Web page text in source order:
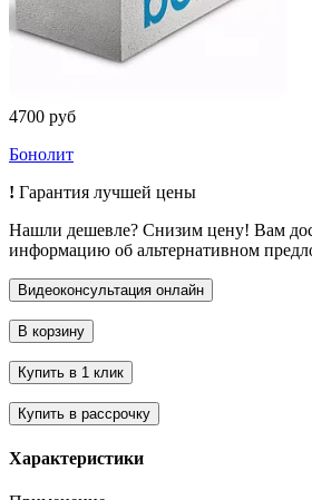
4700 руб
Бонолит
! Гарантия лучшей цены
Нашли дешевле? Снизим цену! Вам
информацию об альтернативном
Характеристики